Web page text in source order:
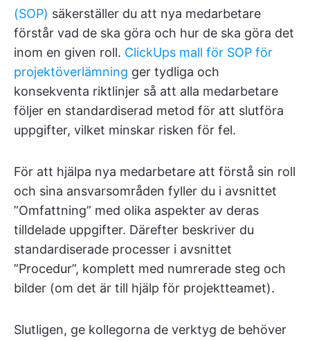
(SOP) säkerställer du att nya medarbetare
förstår vad de ska göra och hur de ska göra det
inom en given roll. ClickUps mall för SOP för
projektöverlämning ger tydliga och
konsekventa riktlinjer så att alla medarbetare
följer en standardiserad metod för att slutföra
uppgifter, vilket minskar risken för fel.
För att hjälpa nya medarbetare att förstå sin roll
och sina ansvarsområden fyller du i avsnittet
”Omfattning” med olika aspekter av deras
tilldelade uppgifter. Därefter beskriver du
standardiserade processer i avsnittet
”Procedur”, komplett med numrerade steg och
bilder (om det är till hjälp för projektteamet).
Slutligen, ge kollegorna de verktyg de behöver